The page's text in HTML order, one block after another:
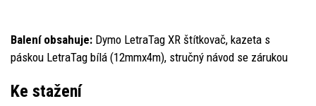
Balení obsahuje: Dymo LetraTag XR štítkovač, kazeta s
páskou LetraTag bílá (12mmx4m), stručný návod se zárukou
Ke stažení